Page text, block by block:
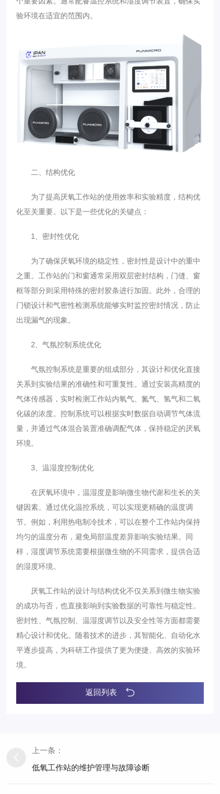
验环境在适宜的范围内。
二、结构优化
为了提高厌氧工作站的使用效率和实验精度，结构优
化至关重要。以下是一些优化的关键点：
1、密封性优化
为了确保厌氧环境的稳定性，密封性是设计中的重中
之重。工作站的门和窗通常采用双层密封结构，门缝、窗
框等部分则采用特殊的密封胶条进行加固。此外，合理的
门锁设计和气密性检测系统能够实时监控密封情况，防止
出现漏气的现象。
2、气氛控制系统优化
气氛控制系统是重要的组成部分，其设计和优化直接
关系到实验结果的准确性和可重复性。通过安装高精度的
气体传感器，实时检测工作站内氧气、氮气、氢气和二氧
化碳的浓度。控制系统可以根据实时数据自动调节气体流
量，并通过气体混合装置准确调配气体，保持稳定的厌氧
环境。
3、温湿度控制优化
在厌氧环境中，温湿度是影响微生物代谢和生长的关
键因素。通过优化温控系统，可以实现更精确的温度调
节。例如，利用热电制冷技术，可以在整个工作站内保持
均匀的温度分布，避免局部温度差异影响实验结果。同
样，湿度调节系统需要根据微生物的不同需求，提供合适
的湿度环境。
厌氧工作站的设计与结构优化不仅关系到微生物实验
的成功与否，也直接影响到实验数据的可靠性与稳定性。
密封性、气氛控制、温湿度调节以及安全性等方面都需要
精心设计和优化。随着技术的进步，其智能化、自动化水
平逐步提高，为科研工作提供了更为便捷、高效的实验环
境。
返回列表
上一条：
低氧工作站的维护管理与故障诊断